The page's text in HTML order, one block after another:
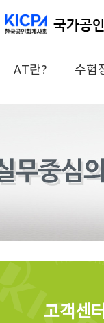
AT란? 수험
고객센터